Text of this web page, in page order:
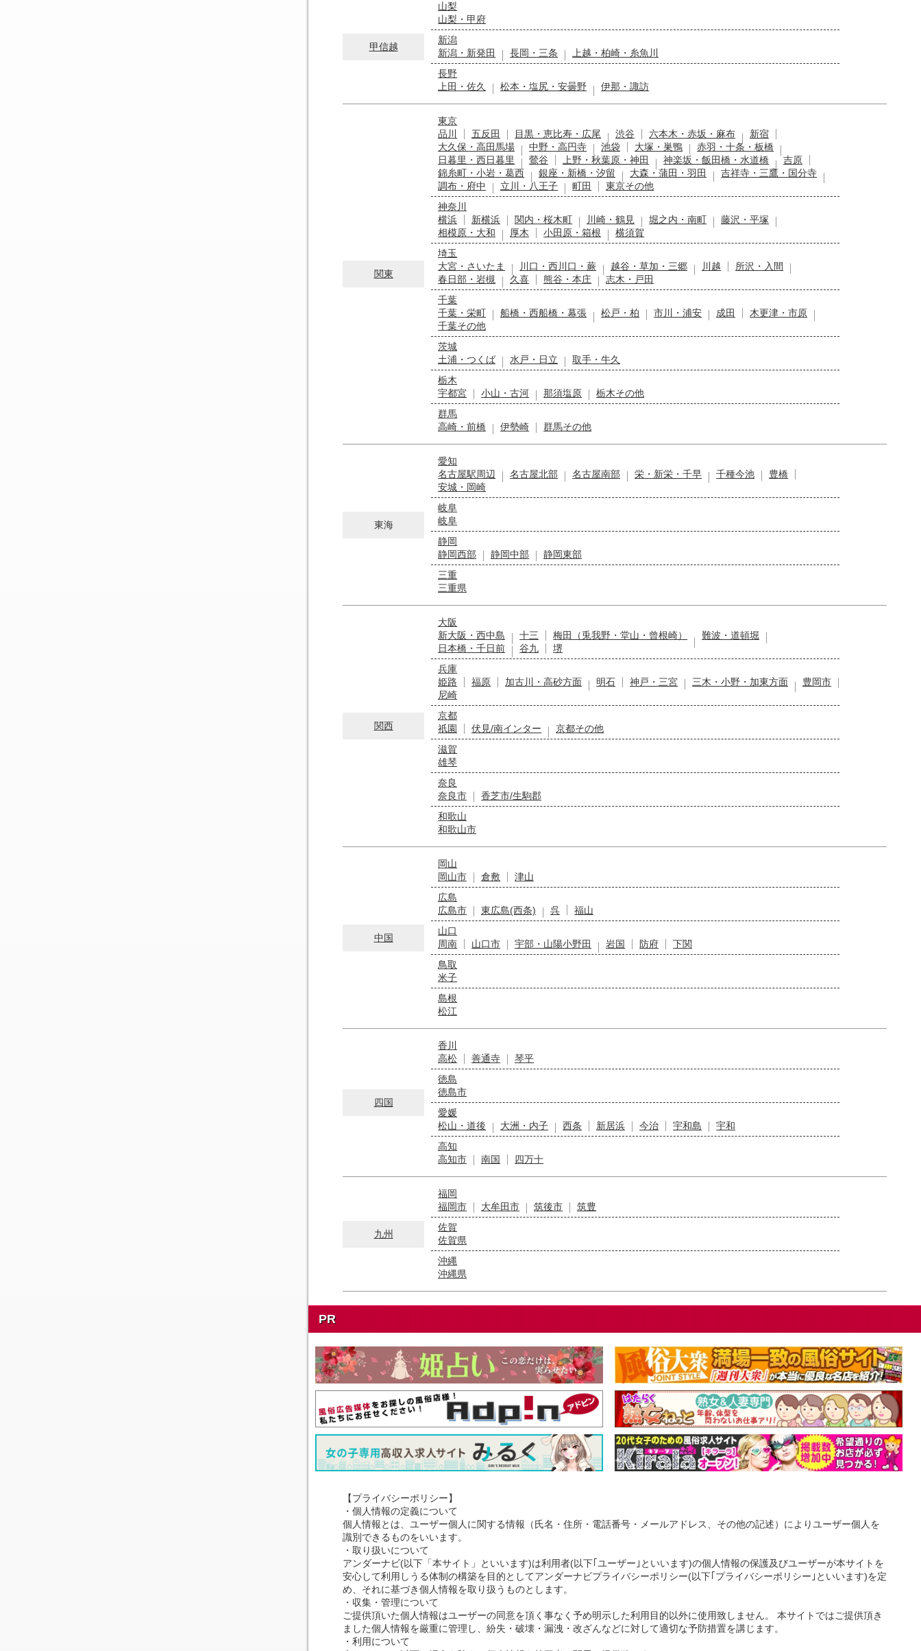
甲信越
山梨
山梨・甲府
新潟
新潟・新発田
長岡・三条
上越・柏崎・糸魚川
長野
上田・佐久
松本・塩尻・安曇野 伊那・諏訪
関東
東京
品川
五反田 目黒・恵比寿・広尾 渋谷 六本木・赤坂・麻布
新宿
大久保・高田馬場
中野・高円寺 池袋 大塚・巣鴨
赤羽・十条・板橋
日暮里・西日暮里
鶯谷 上野・秋葉原・神田 神楽坂・飯田橋・水道橋
吉原
錦糸町・小岩・葛西
銀座・新橋・汐留 大森・蒲田・羽田
吉祥寺・三鷹・国分寺
調布・府中
立川・八王子 町田
東京その他
神奈川
横浜
新横浜 関内・桜木町 川崎・鶴見 堀之内・南町
藤沢・平塚
相模原・大和
厚木 小田原・箱根
横須賀
埼玉
大宮・さいたま
川口・西川口・蕨 越谷・草加・三郷 川越
所沢・入間
春日部・岩槻
久喜 熊谷・本庄
志木・戸田
千葉
千葉・栄町
船橋・西船橋・幕張 松戸・柏 市川・浦安 成田
木更津・市原
千葉その他
茨城
土浦・つくば
水戸・日立
取手・牛久
栃木
宇都宮
小山・古河 那須塩原
栃木その他
群馬
高崎・前橋
伊勢崎 群馬その他
東海
愛知
名古屋駅周辺
名古屋北部 名古屋南部 栄・新栄・千早 千種今池
豊橋
安城・岡崎
岐阜
岐阜
静岡
静岡西部
静岡中部
静岡東部
三重
三重県
関西
大阪
新大阪・西中島
十三 梅田（兎我野・堂山・曾根崎）
難波・道頓堀
日本橋・千日前
谷九
堺
兵庫
姫路
福原 加古川・高砂方面 明石 神戸・三宮 三木・小野・加東方面
豊岡市
尼崎
京都
祇園
伏見/南インター
京都その他
滋賀
雄琴
奈良
奈良市
香芝市/生駒郡
和歌山
和歌山市
中国
岡山
岡山市
倉敷
津山
広島
広島市
東広島(西条) 呉
福山
山口
周南
山口市 宇部・山陽小野田 岩国 防府
下関
鳥取
米子
島根
松江
四国
香川
高松
善通寺
琴平
徳島
徳島市
愛媛
松山・道後
大洲・内子 西条 新居浜 今治 宇和島
宇和
高知
高知市
南国 四万十
九州
福岡
福岡市
大牟田市 筑後市
筑豊
佐賀
佐賀県
沖縄
沖縄県
PR
【プライバシーポリシー】
・個人情報の定義について
個人情報とは、ユーザー個人に関する情報（氏名・住所・電話番号・メールアドレス、その他の記述）によりユーザー個人を
識別できるものをいいます。
・取り扱いについて
アンダーナビ(以下「本サイト」といいます)は利用者(以下｢ユーザー｣といいます)の個人情報の保護及びユーザーが本サイトを
安心して利用しうる体制の構築を目的としてアンダーナビプライバシーポリシー(以下｢プライバシーポリシー｣といいます)を定
め、それに基づき個人情報を取り扱うものとします。
・収集・管理について
ご提供頂いた個人情報はユーザーの同意を頂く事なく予め明示した利用目的以外に使用致しません。 本サイトではご提供頂き
ました個人情報を厳重に管理し、紛失・破壊・漏洩・改ざんなどに対して適切な予防措置を講じます。
・利用について